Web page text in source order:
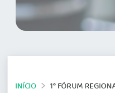
INÍCIO 1° FÓRUM